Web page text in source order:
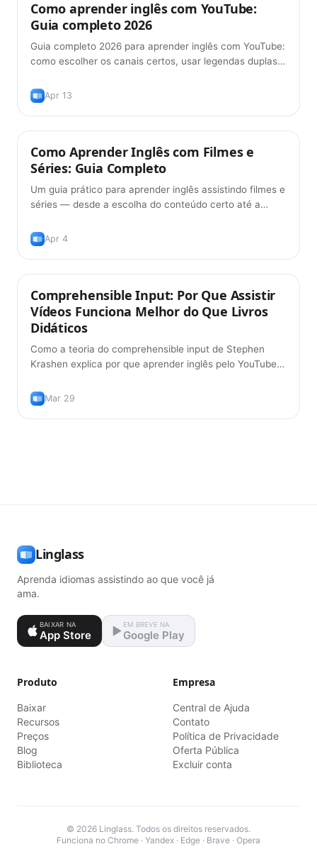
Dicas
Como aprender inglês com YouTube:
Guia completo 2026
Guia completo 2026 para aprender inglês com YouTube:
como escolher os canais certos, usar legendas duplas
vídeos que você realmente curte.
Apr 13
Métodos de Aprendizado
Como Aprender Inglês com Filmes e
Séries: Guia Completo
Um guia prático para aprender inglês assistindo filmes e
séries — desde a escolha do conteúdo certo até a
repetição espaçada.
Apr 4
Métodos de Aprendizado
Comprehensible Input: Por Que Assistir
Vídeos Funciona Melhor do Que Livros
Didáticos
Como a teoria do comprehensible input de Stephen
Krashen explica por que aprender inglês pelo YouTube e
livros didáticos.
Mar 29
Linglass
Aprenda idiomas assistindo ao que você já
ama.
BAIXAR NA
App Store
EM BREVE NA
Google Play
Produto
Baixar
Recursos
Preços
Blog
Biblioteca
Empresa
Central de Ajuda
Contato
Política de Privacidade
Oferta Pública
Excluir conta
© 2026 Linglass. Todos os direitos reservados.
Funciona no Chrome · Yandex · Edge · Brave · Opera